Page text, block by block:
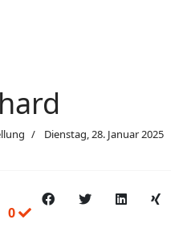
Dienstag, 28. Januar 2025
0